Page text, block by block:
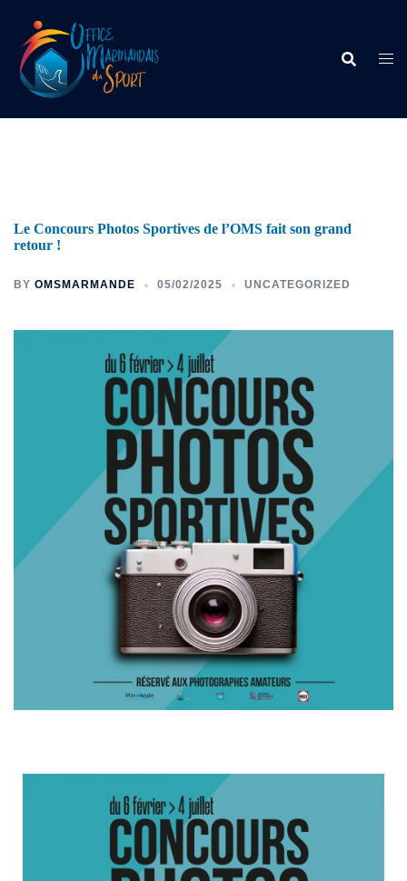
Le Concours Photos Sportives de l’OMS fait son grand
retour !
BY OMSMARMANDE 05/02/2025 UNCATEGORIZED